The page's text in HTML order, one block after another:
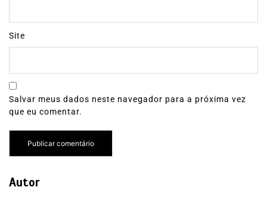
Site
Salvar meus dados neste navegador para a próxima vez
que eu comentar.
Autor